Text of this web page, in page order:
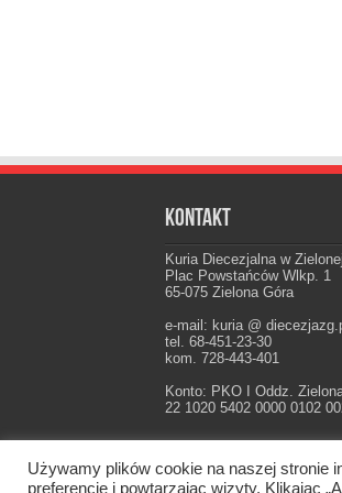
Kontakt
Kuria Diecezjalna w
Plac Powstańców Wlkp. 1
65-075 Zielona Góra
e-mail: kuria @
tel. 68-451-23-30
kom. 728-443-401
Konto: PKO I Oddz.
22 1020 5402 0000 0102
Oficjalna strona
Używamy plików cookie na naszej stronie
preferencje i powtarzając wizyty. Klikając